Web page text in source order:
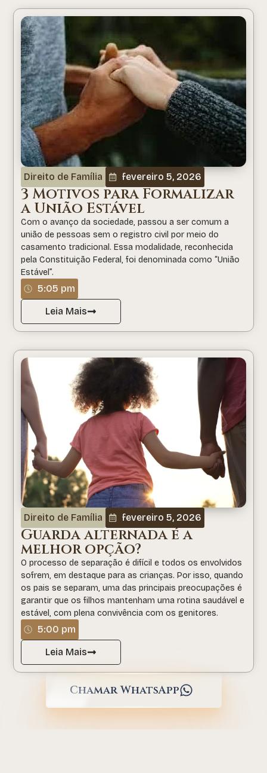
Direito de Família fevereiro 5, 2026
3 Motivos para Formalizar
a União Estável
Com o avanço da sociedade, passou a ser comum a
união de pessoas sem o registro civil por meio do
casamento tradicional. Essa modalidade, reconhecida
pela Constituição Federal, foi denominada como “União
Estável”.
5:05 pm
Leia Mais
Direito de Família fevereiro 5, 2026
Guarda alternada é a
melhor opção?
O processo de separação é difícil e todos os envolvidos
sofrem, em destaque para as crianças. Por isso, quando
os pais se separam, uma das principais preocupações é
garantir que os filhos mantenham uma rotina saudável e
estável, com plena convivência com os genitores.
5:00 pm
Leia Mais
Chamar WhatsApp